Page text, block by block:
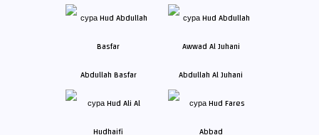
Abdullah Basfar Abdullah Al Juhani